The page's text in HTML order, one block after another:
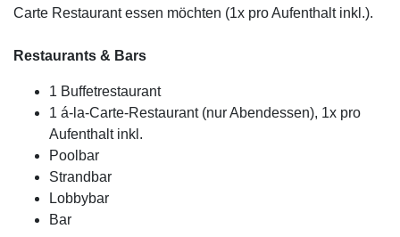
Carte Restaurant essen möchten (1x pro Aufenthalt inkl.).
Restaurants & Bars
1 Buffetrestaurant
1 á-la-Carte-Restaurant (nur Abendessen), 1x pro
Aufenthalt inkl.
Poolbar
Strandbar
Lobbybar
Bar